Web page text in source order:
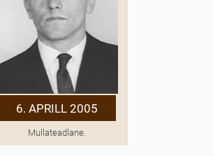
6. APRILL 2005
Mullateadlane.